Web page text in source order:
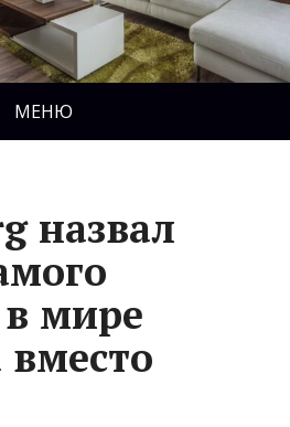
МЕНЮ
назвал
в мире
вместо